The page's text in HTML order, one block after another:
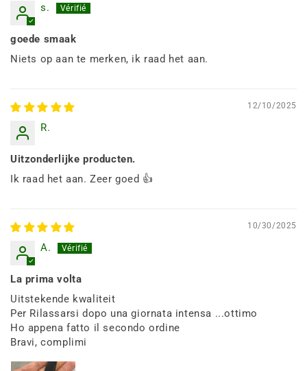
s.
goede smaak
Niets op aan te merken, ik raad het aan.
12/10/2025
R.
Uitzonderlijke producten.
Ik raad het aan. Zeer goed 👍
10/30/2025
A.
La prima volta
Uitstekende kwaliteit
Per Rilassarsi dopo una giornata intensa ...ottimo
Ho appena fatto il secondo ordine
Bravi, complimi